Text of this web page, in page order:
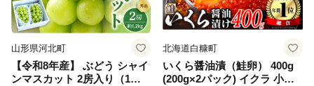
山形県河北町
【令和8年産】 ぶどう シャイ
ンマスカット 2房入り（1房6
北海道白糠町
いくら醤油漬（鮭卵） 400g
(200g×2パック) イクラ 小分